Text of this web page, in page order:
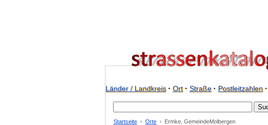
Länder / Landkreis· Ort· Straße· Postleitzahlen·
Startseite Orte Ermke, GemeindeMolbergen